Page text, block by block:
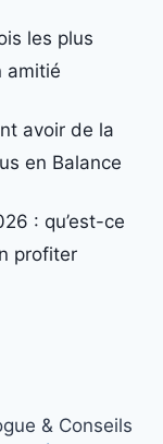
les plus
amitié
avoir de la
en Balance
: qu’est-ce
profiter
& Conseils